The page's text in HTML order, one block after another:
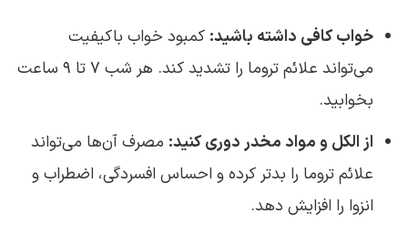
خواب کافی داشته باشید: کمبود خواب باکیفیت
می‌تواند علائم تروما را تشدید کند. هر شب ۷ تا ۹ ساعت
بخوابید.
از الکل و مواد مخدر دوری کنید: مصرف آن‌ها می‌تواند
علائم تروما را بدتر کرده و احساس افسردگی، اضطراب و
انزوا را افزایش دهد.